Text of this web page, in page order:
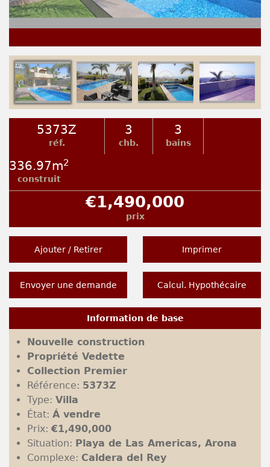
5373Z
réf.
3
chb.
3
bains
336.97m2
construit
€1,490,000
prix
Ajouter / Retirer Imprimer
Envoyer une demande Calcul. Hypothécaire
Information de base
Nouvelle construction
Propriété Vedette
Collection Premier
Référence: 5373Z
Type: Villa
État: Á vendre
Prix: €1,490,000
Situation: Playa de Las Americas, Arona
Complexe: Caldera del Rey